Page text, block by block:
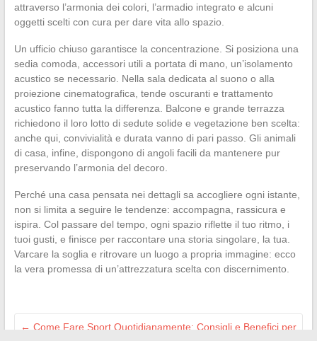
attraverso l’armonia dei colori, l’armadio integrato e alcuni
oggetti scelti con cura per dare vita allo spazio.
Un ufficio chiuso garantisce la concentrazione. Si posiziona una
sedia comoda, accessori utili a portata di mano, un’isolamento
acustico se necessario. Nella sala dedicata al suono o alla
proiezione cinematografica, tende oscuranti e trattamento
acustico fanno tutta la differenza. Balcone e grande terrazza
richiedono il loro lotto di sedute solide e vegetazione ben scelta:
anche qui, convivialità e durata vanno di pari passo. Gli animali
di casa, infine, dispongono di angoli facili da mantenere pur
preservando l’armonia del decoro.
Perché una casa pensata nei dettagli sa accogliere ogni istante,
non si limita a seguire le tendenze: accompagna, rassicura e
ispira. Col passare del tempo, ogni spazio riflette il tuo ritmo, i
tuoi gusti, e finisce per raccontare una storia singolare, la tua.
Varcare la soglia e ritrovare un luogo a propria immagine: ecco
la vera promessa di un’attrezzatura scelta con discernimento.
← Come Fare Sport Quotidianamente: Consigli e Benefici per